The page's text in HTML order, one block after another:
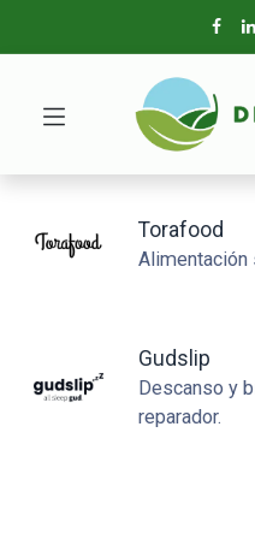
Torafood
Alimentación
Gudslip
Descanso y
reparador.